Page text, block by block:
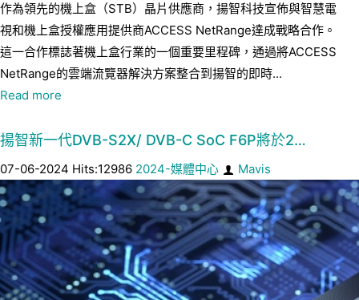
作為領先的機上盒（STB）晶片供應商，揚智科技宣佈與智慧電
視和機上盒授權應用提供商ACCESS NetRange達成戰略合作。
這一合作標誌著機上盒行業的一個重要里程碑，通過將ACCESS
NetRange的雲端流覽器解決方案整合到揚智的即時...
Read more
揚智新一代DVB-S2X/ DVB-C SoC F6P將於2…
07-06-2024 Hits:12986 2024-媒體中心 Mavis